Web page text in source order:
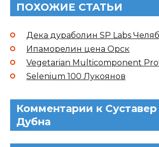
ПОХОЖИЕ СТАТЬИ
Дека дураболин SP Labs
Ипаморелин цена Орск
Vegetarian Multicomponent
Selenium 100 Лукоянов
Комментарии к
Дубна